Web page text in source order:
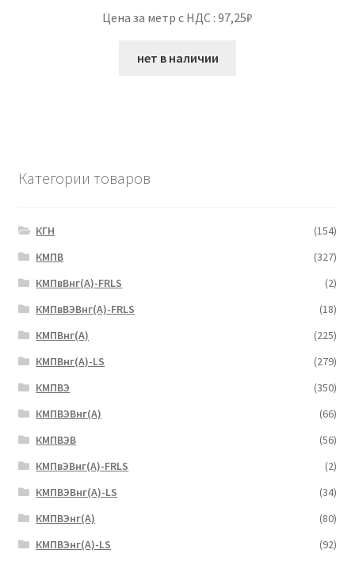
Цена за метр с НДС : 97,25₽
нет в наличии
Категории товаров
КГН
(154)
КМПВ
(327)
КМПвВнг(А)-FRLS
(2)
КМПвВЭВнг(А)-FRLS
(18)
КМПВнг(А)
(225)
КМПВнг(А)-LS
(279)
КМПВЭ
(350)
КМПВЭBнг(А)
(66)
КМПВЭВ
(56)
КМПвЭВнг(А)-FRLS
(2)
КМПВЭВнг(А)-LS
(34)
КМПВЭнг(А)
(80)
КМПВЭнг(А)-LS
(92)